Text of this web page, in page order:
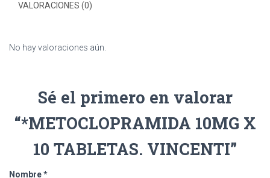
VALORACIONES (0)
No hay valoraciones aún.
Sé el primero en valorar
“*METOCLOPRAMIDA 10MG X
10 TABLETAS. VINCENTI”
Nombre*